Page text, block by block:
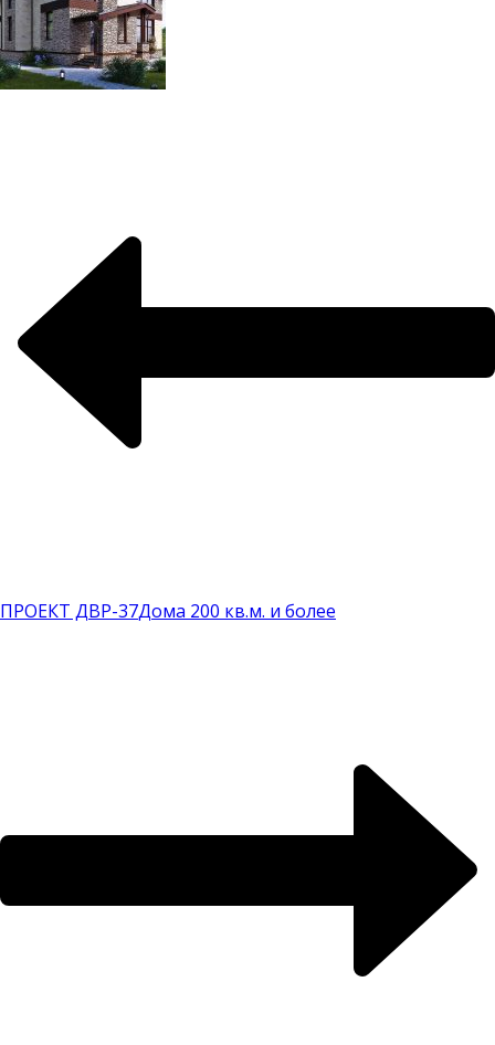
ПРОЕКТ ДВР-37Дома 200 кв.м. и более